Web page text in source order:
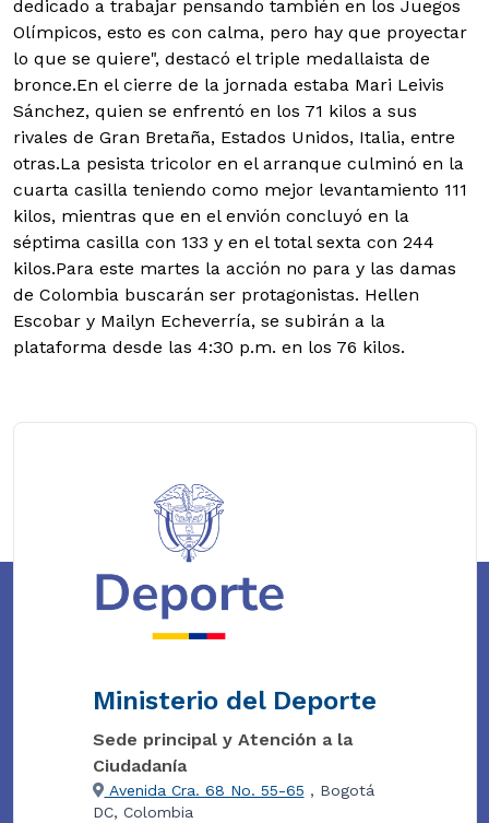
dedicado a trabajar pensando también en los Juegos
Olímpicos, esto es con calma, pero hay que proyectar
lo que se quiere", destacó el triple medallaista de
bronce.En el cierre de la jornada estaba Mari Leivis
Sánchez, quien se enfrentó en los 71 kilos a sus
rivales de Gran Bretaña, Estados Unidos, Italia, entre
otras.La pesista tricolor en el arranque culminó en la
cuarta casilla teniendo como mejor levantamiento 111
kilos, mientras que en el envión concluyó en la
séptima casilla con 133 y en el total sexta con 244
kilos.Para este martes la acción no para y las damas
de Colombia buscarán ser protagonistas. Hellen
Escobar y Mailyn Echeverría, se subirán a la
plataforma desde las 4:30 p.m. en los 76 kilos.
Ministerio del Deporte
Sede principal y Atención a la
Ciudadanía
Avenida Cra. 68 No. 55-65 , Bogotá
DC, Colombia